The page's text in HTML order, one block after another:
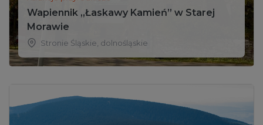
Wapiennik „Łaskawy Kamień” w Starej
Morawie
Stronie Śląskie dolnośląskie